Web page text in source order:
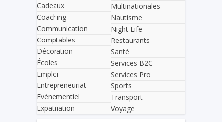
Cadeaux
Coaching
Communication
Comptables
Décoration
Écoles
Emploi
Entrepreneuriat
Evènementiel
Expatriation
Multinationales
Nautisme
Night Life
Restaurants
Santé
Services B2C
Services Pro
Sports
Transport
Voyage